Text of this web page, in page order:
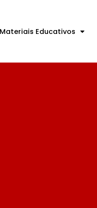
Materiais Educativos